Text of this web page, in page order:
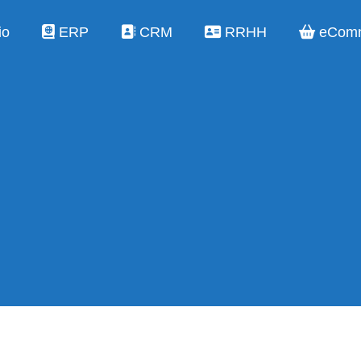
ERP CRM RRHH